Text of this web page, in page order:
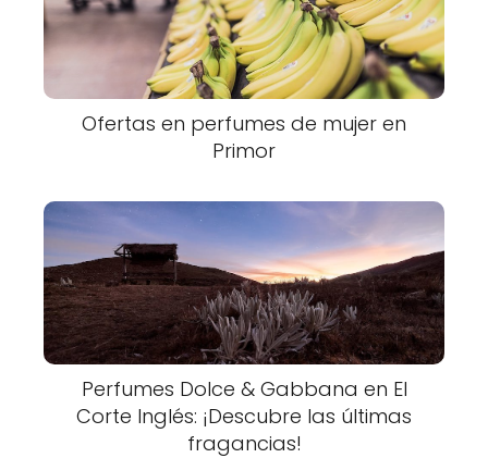
Ofertas en perfumes de mujer en
Primor
Perfumes Dolce & Gabbana en El
Corte Inglés: ¡Descubre las últimas
fragancias!